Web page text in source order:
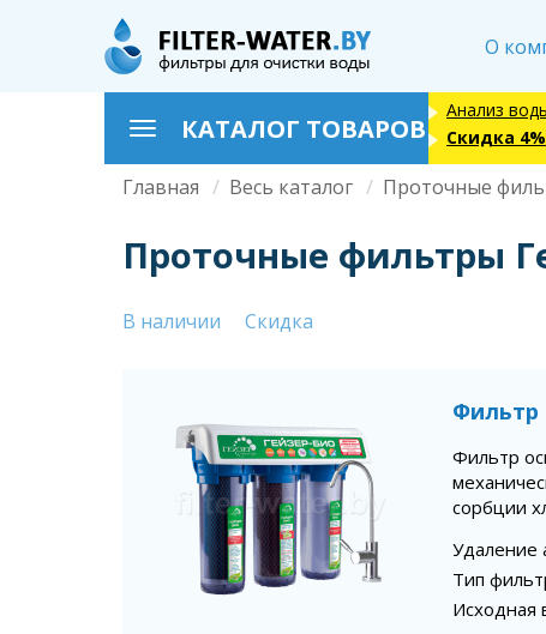
содержанию
О
ToggleКАТАЛОГ ТОВАРОВ
Анализ
Скидка 4%
Строка
навигации
Главная Весь каталог Проточные
Проточные фильтры
В наличии Скидка
Фильтр
Фильтр
сорбции
Удаление
Тип
Исходная